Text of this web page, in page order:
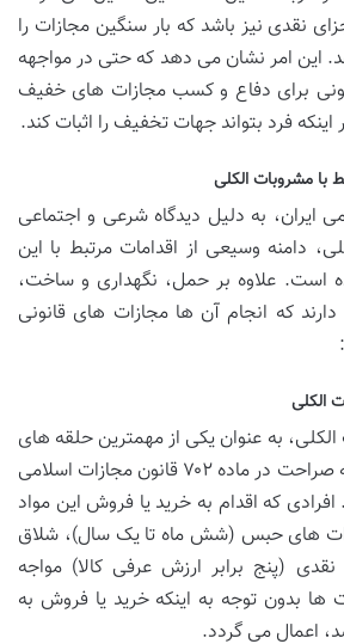
نقدی نیز باشد که بار سنگین مجازات را
این امر نشان می دهد که حتی در مواجهه
برای دفاع و کسب مجازات های خفیف
فرد بتواند جهات تخفیف را اثبات کند.
با مشروبات الکلی
ایران، به دلیل دیدگاه شرعی و اجتماعی
دامنه وسیعی از اقدامات مرتبط با این
است. علاوه بر حمل، نگهداری و ساخت،
که انجام آن ها مجازات های قانونی
الکلی
به عنوان یکی از مهمترین حلقه های
چرخه توزیع این مواد، به صراحت در ماده ۷۰۲ قانون مجازات اسلامی
که اقدام به خرید یا فروش این مواد
های حبس (شش ماه تا یک سال)، شلاق
نقدی (پنج برابر ارزش عرفی کالا) مواجه
ها بدون توجه به اینکه خرید یا فروش به
اعمال می گردد.